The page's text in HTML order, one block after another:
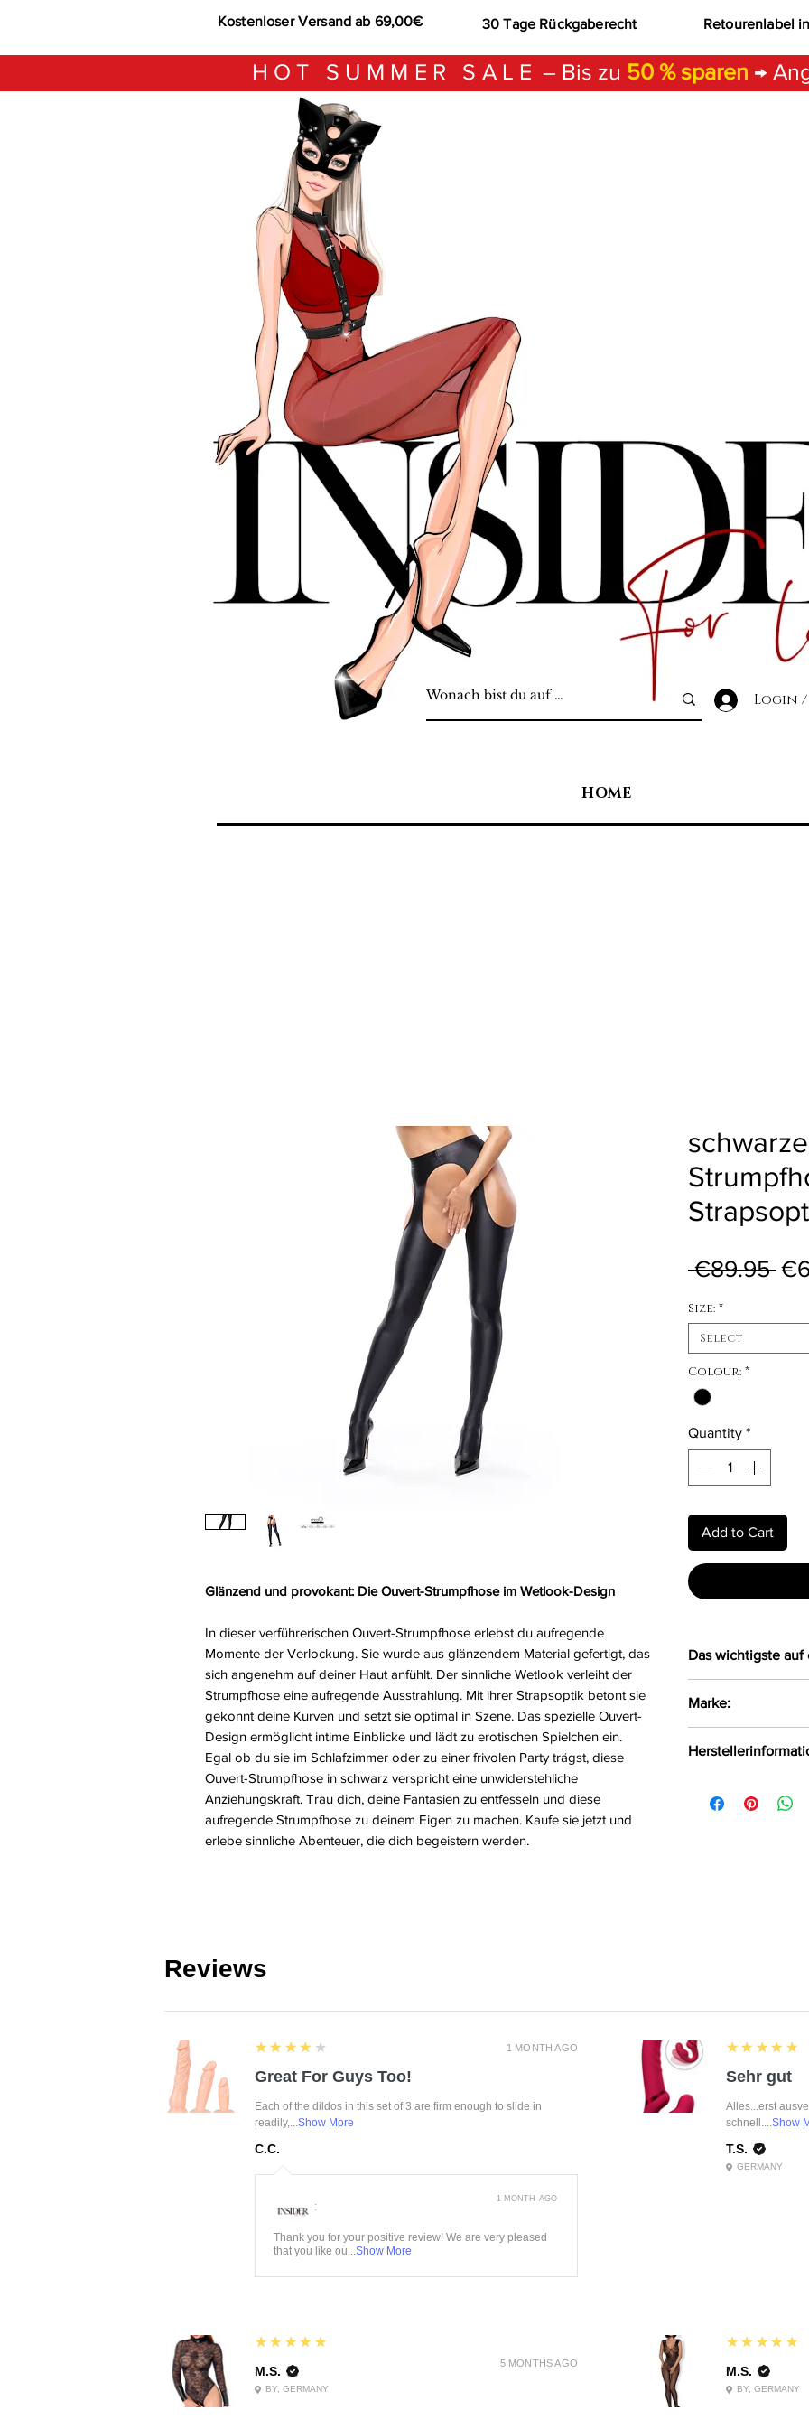
Kostenloser Versand ab 69,00€ 30 Tage Rückgaberecht Retourenlabel
HOT SUMMER SALE – Bis zu 50 % sparen →
Login /
HOME
Glänzend und provokant: Die Ouvert-Strumpfhose im Wetlook-Design
In dieser verführerischen Ouvert-Strumpfhose erlebst du aufregende
Momente der Verlockung. Sie wurde aus glänzendem Material gefertigt, das
sich angenehm auf deiner Haut anfühlt. Der sinnliche Wetlook verleiht der
Strumpfhose eine aufregende Ausstrahlung. Mit ihrer Strapsoptik betont sie
gekonnt deine Kurven und setzt sie optimal in Szene. Das spezielle Ouvert-
Design ermöglicht intime Einblicke und lädt zu erotischen Spielchen ein.
Egal ob du sie im Schlafzimmer oder zu einer frivolen Party trägst, diese
Ouvert-Strumpfhose in schwarz verspricht eine unwiderstehliche
Anziehungskraft. Trau dich, deine Fantasien zu entfesseln und diese
aufregende Strumpfhose zu deinem Eigen zu machen. Kaufe sie jetzt und
erlebe sinnliche Abenteuer, die dich begeistern werden.
€89.95
Size: *
Select
Colour: *
Quantity *
Add to Cart
Das wichtigste auf
aus glänzendem
Das Material
Die Kurven
Größe:
S, M, L, XL
Marke:
Będzin, Polen,
Reviews
1 MONTH AGO
4
★★★★★
Great For Guys Too!
Each of the dildos in this set of 3 are firm enough to slide in
readily,...Show More
C.C.
:
Thank you for your positive review! We are very pleased
that you like ou...Show More
1 MONTH AGO
5
★★★★★
Sehr gut
Alles...erst
schnell....Show
T.S.
GERMANY
5 MONTHS AGO
5
★★★★★
M.S.
BY, GERMANY
5
★★★★★
M.S.
BY, GERMANY